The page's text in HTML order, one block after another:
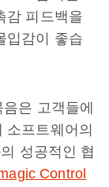
감 피드백을
입감이 좋습
은 고객들에
프트웨어의
성공적인 협
Control